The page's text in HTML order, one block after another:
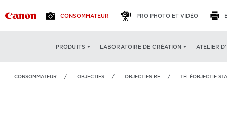
CONSOMMATEUR PRO PHOTO ET VIDÉO
PRODUITS LABORATOIRE DE CRÉATION ATELIER
MACRO IS USM
VUE D'ENSEMBLE
CONSOMMATEUR OBJECTIFS OBJECTIFS RF TÉLÉOBJECTIF